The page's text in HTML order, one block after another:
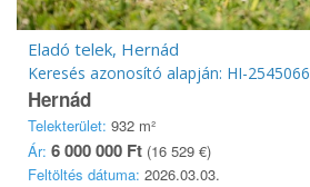
Eladó telek, Hernád
Keresés azonosító alapján: HI-2545066
Hernád
Telekterület: 932 m²
Ár: 6 000 000 Ft (16 529 €)
Feltöltés dátuma: 2026.03.03.